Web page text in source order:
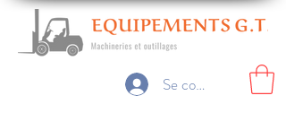
Se connecter